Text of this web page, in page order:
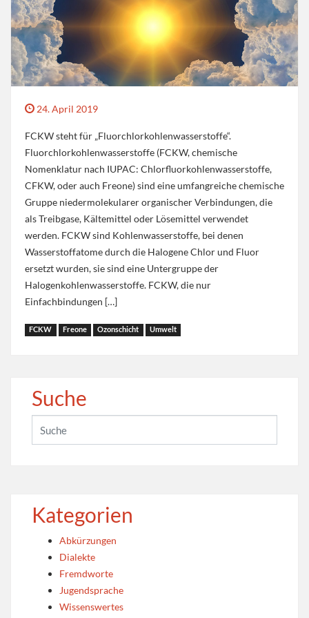
24. April 2019
FCKW steht für „Fluorchlorkohlenwasserstoffe“.
Fluorchlorkohlenwasserstoffe (FCKW, chemische
Nomenklatur nach IUPAC: Chlorfluorkohlenwasserstoffe,
CFKW, oder auch Freone) sind eine umfangreiche chemische
Gruppe niedermolekularer organischer Verbindungen, die
als Treibgase, Kältemittel oder Lösemittel verwendet
werden. FCKW sind Kohlenwasserstoffe, bei denen
Wasserstoffatome durch die Halogene Chlor und Fluor
ersetzt wurden, sie sind eine Untergruppe der
Halogenkohlenwasserstoffe. FCKW, die nur
Einfachbindungen […]
FCKW Freone Ozonschicht Umwelt
Suche
Kategorien
Abkürzungen
Dialekte
Fremdworte
Jugendsprache
Wissenswertes